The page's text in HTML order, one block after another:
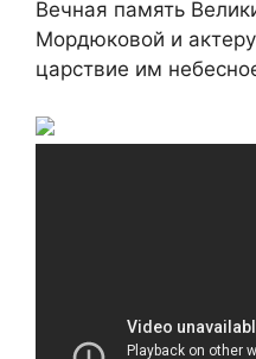
Вечная память
Мордюковой и
царствие им